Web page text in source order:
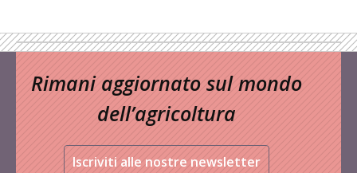
Rimani aggiornato sul mondo
dell’agricoltura
Iscriviti alle nostre newsletter